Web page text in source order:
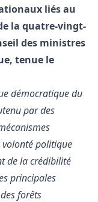
liés au
la quatre-vingt-
des ministres
tenue le
démocratique du
par des
volonté politique
de la crédibilité
principales
forêts